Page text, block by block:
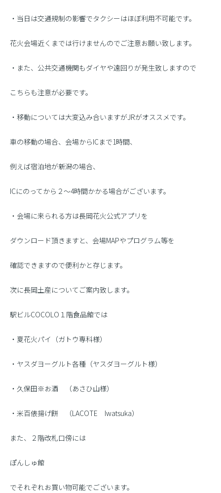
・当日は交通規制の影響でタクシーはほぼ利用不可能です。
花火会場近くまでは行けませんのでご注意お願い致します。
・また、公共交通機関もダイヤや遠回りが発生致しますので
こちらも注意が必要です。
・移動については大変込み合いますがJRがオススメです。
車の移動の場合、会場からICまで1時間、
例えば宿泊地が新潟の場合、
ICにのってから２〜4時間かかる場合がございます。
・会場に来られる方は長岡花火公式アプリを
ダウンロード頂きますと、会場MAPやプログラム等を
確認できますので便利かと存じます。
次に長岡土産についてご案内致します。
駅ビルCOCOLO１階食品館では
・夏花火パイ（ガトウ専科様）
・ヤスダヨーグルト各種（ヤスダヨーグルト様）
・久保田※お酒 （あさひ山様）
・米百俵揚げ餅 （LACOTE Iwatsuka）
また、２階改札口傍には
ぽんしゅ館
でそれぞれお買い物可能でございます。